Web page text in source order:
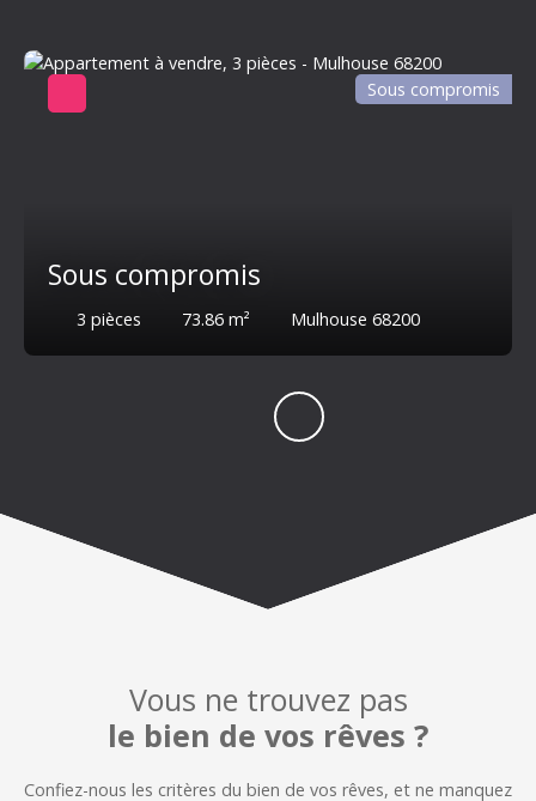
Sous compromis
3 pièces 73.86 m² Mulhouse 68200
Sous compromis
Vous ne trouvez pas
le bien de vos rêves ?
Confiez-nous les critères du bien de vos rêves, et ne manquez